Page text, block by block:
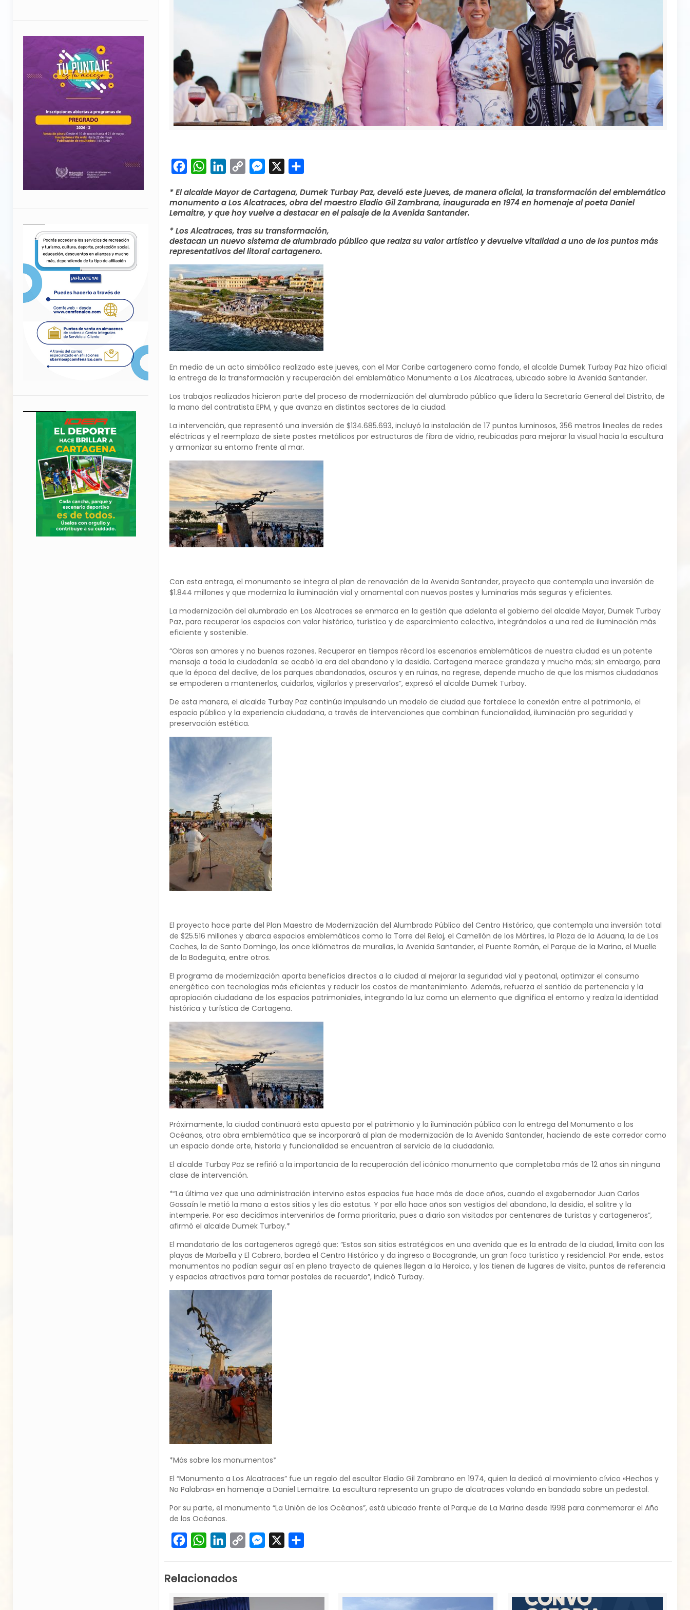
FacebookWhatsAppLinkedIn
Copy
Messenger
* El alcalde Mayor de Cartagena, Dumek Turbay Paz, develó este jueves, de manera oficial, la transformación del emblemático
monumento a Los Alcatraces, obra del maestro Eladio Gil Zambrana, inaugurada en 1974 en homenaje al poeta Daniel
Lemaitre, y que hoy vuelve a destacar en el paisaje de la Avenida Santander.
* Los Alcatraces, tras su transformación,
destacan un nuevo sistema de alumbrado público que realza su valor artístico y devuelve vitalidad a uno de los puntos más
representativos del litoral cartagenero.
En medio de un acto simbólico realizado este jueves, con el Mar Caribe cartagenero como fondo, el alcalde Dumek Turbay Paz hizo oficial
la entrega de la transformación y recuperación del emblemático Monumento a Los Alcatraces, ubicado sobre la Avenida Santander.
Los trabajos realizados hicieron parte del proceso de modernización del alumbrado público que lidera la Secretaría General del Distrito, de
la mano del contratista EPM, y que avanza en distintos sectores de la ciudad.
La intervención, que representó una inversión de $134.685.693, incluyó la instalación de 17 puntos luminosos, 356 metros lineales de redes
eléctricas y el reemplazo de siete postes metálicos por estructuras de fibra de vidrio, reubicadas para mejorar la visual hacia la escultura
y armonizar su entorno frente al mar.
Con esta entrega, el monumento se integra al plan de renovación de la Avenida Santander, proyecto que contempla una inversión de
$1.844 millones y que moderniza la iluminación vial y ornamental con nuevos postes y luminarias más seguras y eficientes.
La modernización del alumbrado en Los Alcatraces se enmarca en la gestión que adelanta el gobierno del alcalde Mayor, Dumek Turbay
Paz, para recuperar los espacios con valor histórico, turístico y de esparcimiento colectivo, integrándolos a una red de iluminación más
eficiente y sostenible.
“Obras son amores y no buenas razones. Recuperar en tiempos récord los escenarios emblemáticos de nuestra ciudad es un potente
mensaje a toda la ciudadanía: se acabó la era del abandono y la desidia. Cartagena merece grandeza y mucho más; sin embargo, para
que la época del declive, de los parques abandonados, oscuros y en ruinas, no regrese, depende mucho de que los mismos ciudadanos
se empoderen a mantenerlos, cuidarlos, vigilarlos y preservarlos”, expresó el alcalde Dumek Turbay.
De esta manera, el alcalde Turbay Paz continúa impulsando un modelo de ciudad que fortalece la conexión entre el patrimonio, el
espacio público y la experiencia ciudadana, a través de intervenciones que combinan funcionalidad, iluminación pro seguridad y
preservación estética.
El proyecto hace parte del Plan Maestro de Modernización del Alumbrado Público del Centro Histórico, que contempla una inversión total
de $25.516 millones y abarca espacios emblemáticos como la Torre del Reloj, el Camellón de los Mártires, la Plaza de la Aduana, la de Los
Coches, la de Santo Domingo, los once kilómetros de murallas, la Avenida Santander, el Puente Román, el Parque de la Marina, el Muelle
de la Bodeguita, entre otros.
El programa de modernización aporta beneficios directos a la ciudad al mejorar la seguridad vial y peatonal, optimizar el consumo
energético con tecnologías más eficientes y reducir los costos de mantenimiento. Además, refuerza el sentido de pertenencia y la
apropiación ciudadana de los espacios patrimoniales, integrando la luz como un elemento que dignifica el entorno y realza la identidad
histórica y turística de Cartagena.
Próximamente, la ciudad continuará esta apuesta por el patrimonio y la iluminación pública con la entrega del Monumento a los
Océanos, otra obra emblemática que se incorporará al plan de modernización de la Avenida Santander, haciendo de este corredor como
un espacio donde arte, historia y funcionalidad se encuentran al servicio de la ciudadanía.
El alcalde Turbay Paz se refirió a la importancia de la recuperación del icónico monumento que completaba más de 12 años sin ninguna
clase de intervención.
*“La última vez que una administración intervino estos espacios fue hace más de doce años, cuando el exgobernador Juan Carlos
Gossaín le metió la mano a estos sitios y les dio estatus. Y por ello hace años son vestigios del abandono, la desidia, el salitre y la
intemperie. Por eso decidimos intervenirlos de forma prioritaria, pues a diario son visitados por centenares de turistas y cartageneros”,
afirmó el alcalde Dumek Turbay.*
El mandatario de los cartageneros agregó que: “Estos son sitios estratégicos en una avenida que es la entrada de la ciudad, limita con las
playas de Marbella y El Cabrero, bordea el Centro Histórico y da ingreso a Bocagrande, un gran foco turístico y residencial. Por ende, estos
monumentos no podían seguir así en pleno trayecto de quienes llegan a la Heroica, y los tienen de lugares de visita, puntos de referencia
y espacios atractivos para tomar postales de recuerdo”, indicó Turbay.
*Más sobre los monumentos*
El “Monumento a Los Alcatraces” fue un regalo del escultor Eladio Gil Zambrano en 1974, quien la dedicó al movimiento cívico «Hechos y
No Palabras» en homenaje a Daniel Lemaitre. La escultura representa un grupo de alcatraces volando en bandada sobre un pedestal.
Por su parte, el monumento “La Unión de los Océanos”, está ubicado frente al Parque de La Marina desde 1998 para conmemorar el Año
de los Océanos.
FacebookWhatsAppLinkedIn
Copy
Messenger
Relacionados